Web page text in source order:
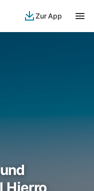
Zur App
Hierro